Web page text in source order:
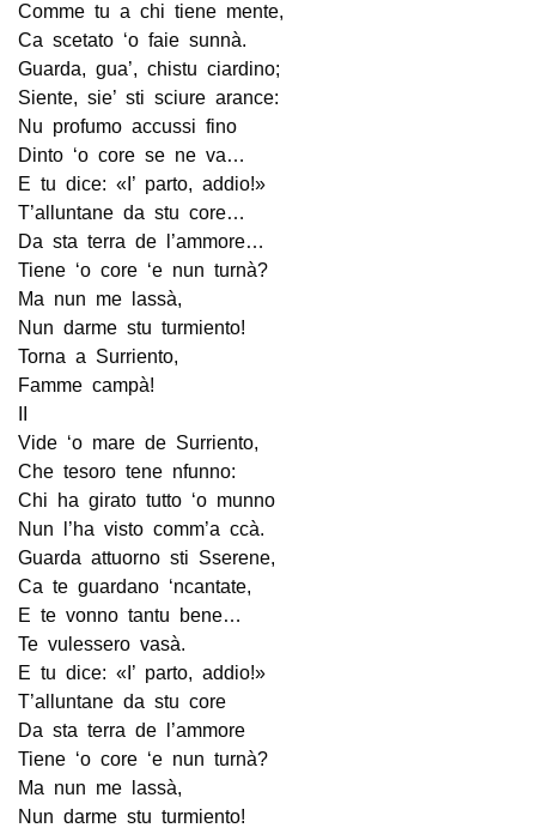
Comme tu a chi tiene mente,
Ca scetato ‘o faie sunnà.
Guarda, gua’, chistu ciardino;
Siente, sie’ sti sciure arance:
Nu profumo accussi fino
Dinto ‘o core se ne va…
E tu dice: «I’ parto, addio!»
T’alluntane da stu core…
Da sta terra de l’ammore…
Tiene ‘o core ‘e nun turnà?
Ma nun me lassà,
Nun darme stu turmiento!
Torna a Surriento,
Famme campà!
Vide ‘o mare de Surriento,
Che tesoro tene nfunno:
Chi ha girato tutto ‘o munno
Nun l’ha visto comm’a ccà.
Guarda attuorno sti Sserene,
Ca te guardano ‘ncantate,
E te vonno tantu bene…
Te vulessero vasà.
E tu dice: «I’ parto, addio!»
T’alluntane da stu core
Da sta terra de l’ammore
Tiene ‘o core ‘e nun turnà?
Ma nun me lassà,
Nun darme stu turmiento!